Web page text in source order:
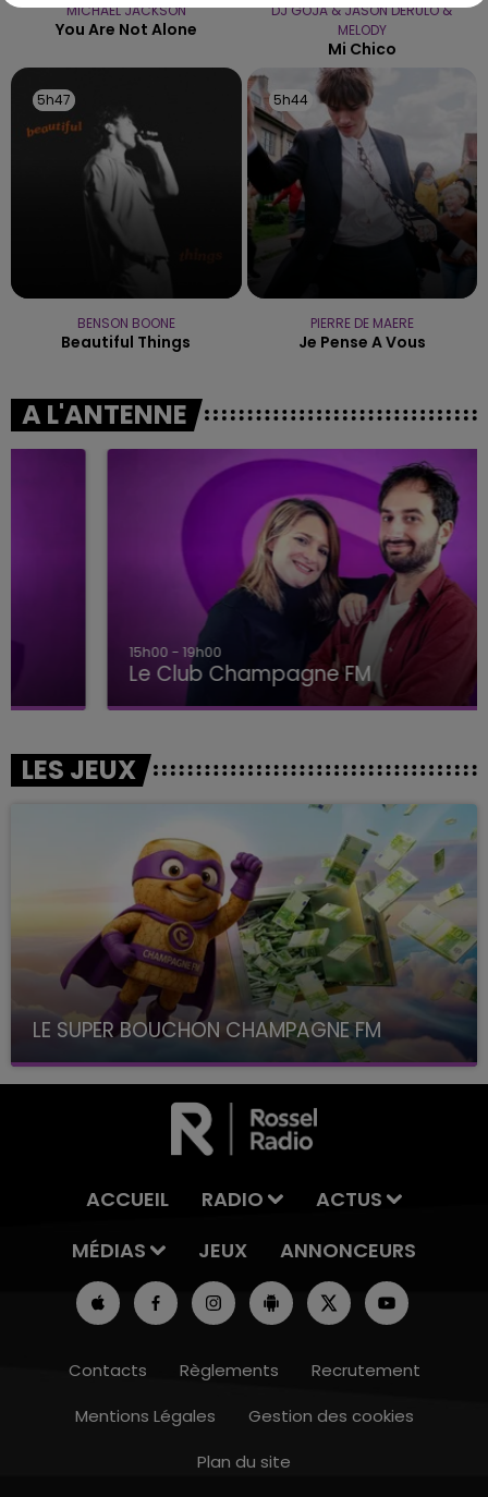
10h00 - 14h00
MICHAEL JACKSON
You Are Not Alone
DJ GOJA & JASON DERULO &
MELODY
Mi Chico
5h47
5h47
BENSON BOONE
Beautiful Things
5h44
5h44
PIERRE DE MAERE
Je Pense A Vous
A L'ANTENNE
Le Club Champagne FM
LES JEUX
LE SUPER BOUCHON CHAMPAGNE FM
avec La Famille Champagne FM, à 8H10
ACCUEIL RADIO
ACTUS
MÉDIAS
JEUX ANNONCEURS
Contacts Règlements
Recrutement
Mentions Légales
Gestion des cookies
Plan du site